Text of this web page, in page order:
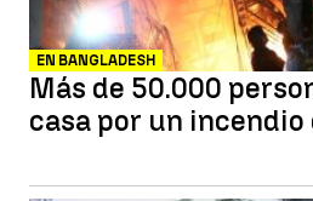
EN BANGLADESH
Más de 50.000
casa por un incendio